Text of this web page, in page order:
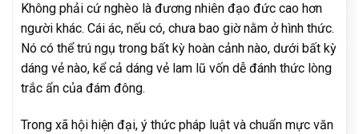
Không phải cứ nghèo là đương nhiên đạo đức cao hơn
người khác. Cái ác, nếu có, chưa bao giờ nằm ở hình thức.
Nó có thể trú ngụ trong bất kỳ hoàn cảnh nào, dưới bất kỳ
dáng vẻ nào, kể cả dáng vẻ lam lũ vốn dễ đánh thức lòng
trắc ẩn của đám đông.
Trong xã hội hiện đại, ý thức pháp luật và chuẩn mực văn